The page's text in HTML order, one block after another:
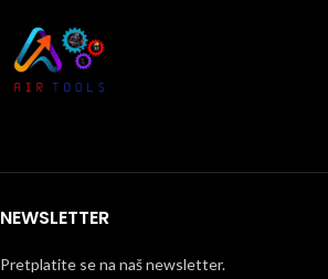
NEWSLETTER
Pretplatite se na naš newsletter.